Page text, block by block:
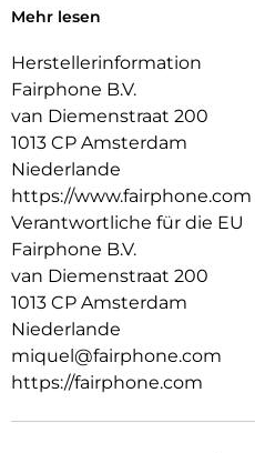
Hinweis: Nur für das
Mehr lesen
Herstellerinformation
Fairphone B.V.
van Diemenstraat 200
1013 CP Amsterdam
Niederlande
https://www.fairphone.com
Verantwortliche für die EU
Fairphone B.V.
van Diemenstraat 200
1013 CP Amsterdam
Niederlande
miquel@fairphone.com
https://fairphone.com